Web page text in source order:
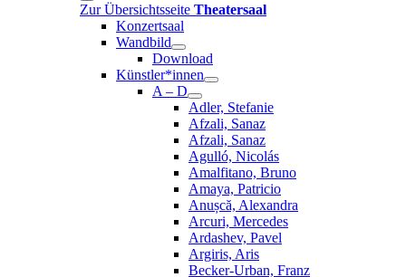
Zur Übersichtsseite Theatersaal
Konzertsaal
Wandbild
Download
Künstler*innen
A – D
Adler, Stefanie
Afzali, Sanaz
Afzali, Sanaz
Agulló, Nicolás
Amalfitano, Bruno
Amaya, Patricio
Anușcă, Alexandra
Arcuri, Mercedes
Ardashev, Pavel
Argiris, Aris
Becker-Urban, Franz